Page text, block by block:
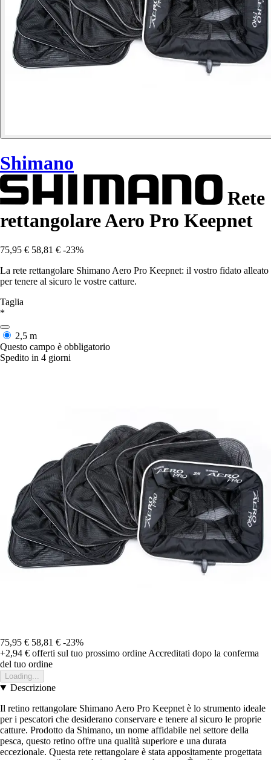
Shimano
Rete
rettangolare Aero Pro Keepnet
75,95 € 58,81 € -23%
La rete rettangolare Shimano Aero Pro Keepnet: il vostro fidato alleato
per tenere al sicuro le vostre catture.
Taglia
*
2,5 m
Questo campo è obbligatorio
Spedito in 4 giorni
75,95 € 58,81 € -23%
+2,94 € offerti sul tuo prossimo ordine Accreditati dopo la conferma
del tuo ordine
Loading...
Descrizione
Il retino rettangolare Shimano Aero Pro Keepnet è lo strumento ideale
per i pescatori che desiderano conservare e tenere al sicuro le proprie
catture. Prodotto da Shimano, un nome affidabile nel settore della
pesca, questo retino offre una qualità superiore e una durata
eccezionale. Questa rete rettangolare è stata appositamente progettata